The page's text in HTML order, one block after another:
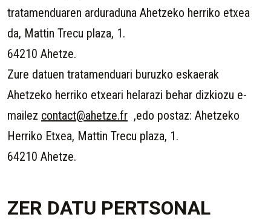
tratamenduaren arduraduna Ahetzeko herriko etxea
da, Mattin Trecu plaza, 1.
64210 Ahetze.
Zure datuen tratamenduari buruzko eskaerak
Ahetzeko herriko etxeari helarazi behar dizkiozu e-
mailez contact@ahetze.fr ,edo postaz: Ahetzeko
Herriko Etxea, Mattin Trecu plaza, 1.
64210 Ahetze.
ZER DATU PERTSONAL